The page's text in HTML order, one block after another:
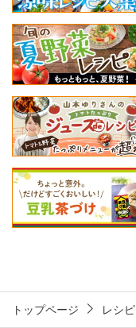
トップページ レシピ